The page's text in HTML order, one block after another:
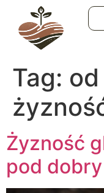
Tag:
Żyzność
pod